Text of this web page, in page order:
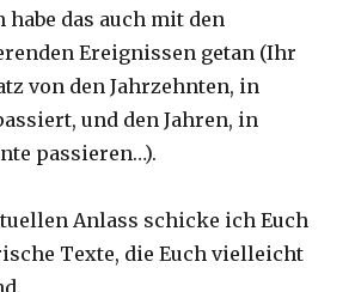
habe das auch mit den
Ereignissen getan (Ihr
von den Jahrzehnten, in
und den Jahren, in
passieren…).
Anlass schicke ich Euch
Texte, die Euch vielleicht